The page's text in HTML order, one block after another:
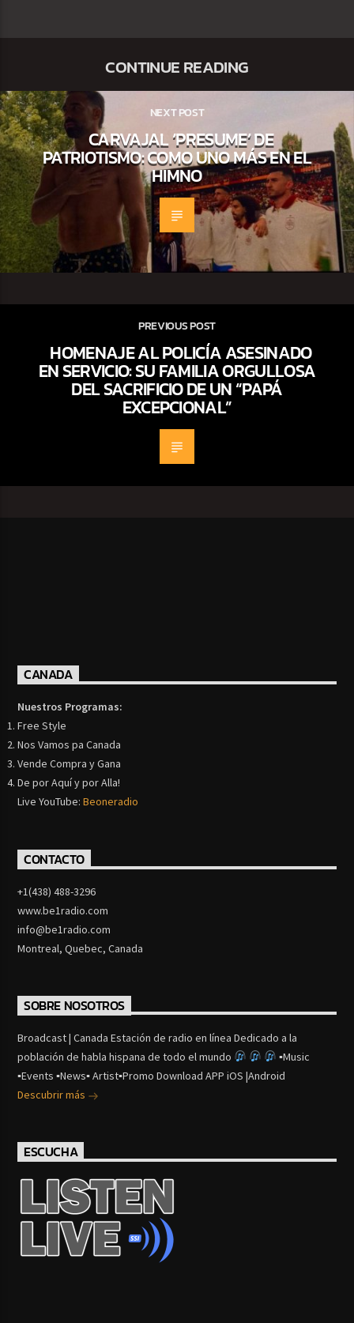
CONTINUE READING
NEXT POST
CARVAJAL ‘PRESUME’ DE
PATRIOTISMO: COMO UNO MÁS EN EL
HIMNO
PREVIOUS POST
HOMENAJE AL POLICÍA ASESINADO
EN SERVICIO: SU FAMILIA ORGULLOSA
DEL SACRIFICIO DE UN “PAPÁ
EXCEPCIONAL”
CANADA
Nuestros Programas:
Free Style
Nos Vamos pa Canada
Vende Compra y Gana
De por Aquí y por Alla!
Live YouTube:Beoneradio
CONTACTO
+1(438) 488-3296
www.be1radio.com
info@be1radio.com
Montreal, Quebec, Canada
SOBRE NOSOTROS
Broadcast | Canada Estación de radio en línea Dedicado a la
población de habla hispana de todo el mundo
▪Music
▪Events ▪News▪ Artist▪Promo Download APP iOS |Android
Descubrir más
ESCUCHA